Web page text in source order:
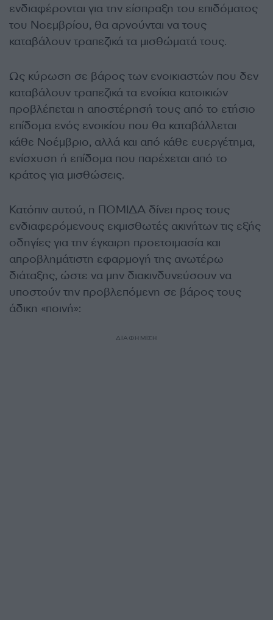
ενδιαφέρονται για την είσπραξη του επιδόματος
του Νοεμβρίου, θα αρνούνται να τους
καταβάλουν τραπεζικά τα μισθώματά τους.
Ως κύρωση σε βάρος των ενοικιαστών που δεν
καταβάλουν τραπεζικά τα ενοίκια κατοικιών
προβλέπεται η αποστέρησή τους από το ετήσιο
επίδομα ενός ενοικίου που θα καταβάλλεται
κάθε Νοέμβριο, αλλά και από κάθε ευεργέτημα,
ενίσχυση ή επίδομα που παρέχεται από το
κράτος για μισθώσεις.
Κατόπιν αυτού, η ΠΟΜΙΔΑ δίνει προς τους
ενδιαφερόμενους εκμισθωτές ακινήτων τις εξής
οδηγίες για την έγκαιρη προετοιμασία και
απροβλημάτιστη εφαρμογή της ανωτέρω
διάταξης, ώστε να μην διακινδυνεύσουν να
υποστούν την προβλεπόμενη σε βάρος τους
άδικη «ποινή»:
ΔΙΑΦΗΜΙΣΗ